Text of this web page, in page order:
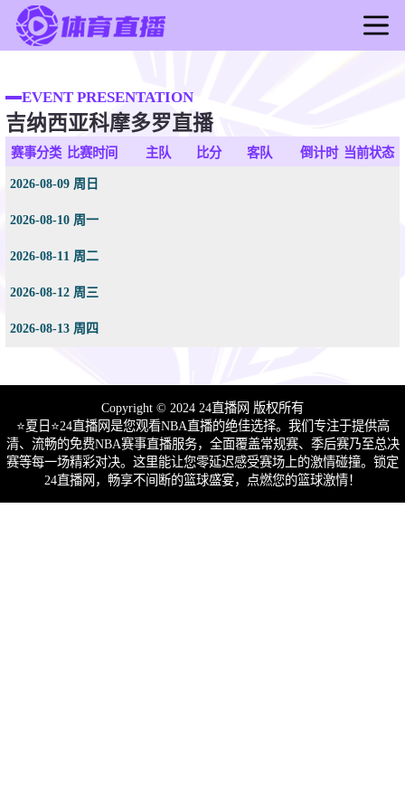
足球直播
篮球直播
足球录像
篮球新闻
EVENT PRESENTATION
吉纳西亚科摩多罗直播
赛事分类 比赛时间 主队 比分 客队 倒计时 当前状态
2026-08-09 周日
2026-08-10 周一
2026-08-11 周二
2026-08-12 周三
2026-08-13 周四
Copyright © 2024 24直播网 版权所有
⭐️夏日⭐24直播网是您观看NBA直播的绝佳选择。我们专注于提供高
清、流畅的免费NBA赛事直播服务，全面覆盖常规赛、季后赛乃至总决
赛等每一场精彩对决。这里能让您零延迟感受赛场上的激情碰撞。锁定
24直播网，畅享不间断的篮球盛宴，点燃您的篮球激情！